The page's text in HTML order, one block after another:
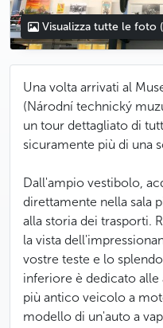
Visualizza tutte le foto
Una volta arrivati al
(Národní technický
un tour dettagliato di
sicuramente più di una
Dall'ampio vestibolo,
direttamente nella sala
alla storia dei trasporti.
la vista
vostre teste e lo
inferiore è dedicato
più antico veicolo a
modello di un'auto a